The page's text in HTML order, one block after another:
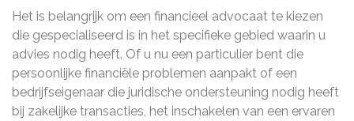
Het is belangrijk om een financieel advocaat te kiezen
die gespecialiseerd is in het specifieke gebied waarin u
advies nodig heeft. Of u nu een particulier bent die
persoonlijke financiële problemen aanpakt of een
bedrijfseigenaar die juridische ondersteuning nodig heeft
bij zakelijke transacties, het inschakelen van een ervaren